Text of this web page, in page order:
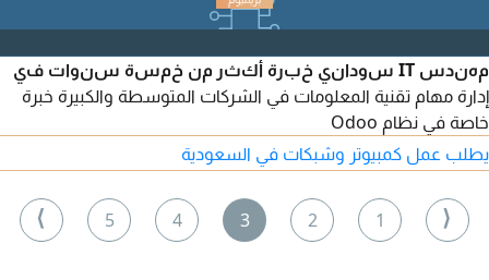
مهندس IT سوداني خبرة أكثر من خمسة سنوات في
إدارة مهام تقنية المعلومات في الشركات المتوسطة والكبيرة خبرة
خاصة في نظام Odoo
يطلب عمل كمبيوتر وشبكات في السعودية
⟨
1
2
3
4
5
⟩